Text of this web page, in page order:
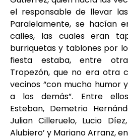
el responsable de llevar
Paralelamente, se hacían
calles, las cuales eran
burriquetas y tablones por
fiesta estaba, entre
Tropezón, que no era otra
vecinos “con mucho humor
a los demás”. Entre
Esteban, Demetrio
Julian Cilleruelo, Lucio
Alubiero’ y Mariano Arranz,